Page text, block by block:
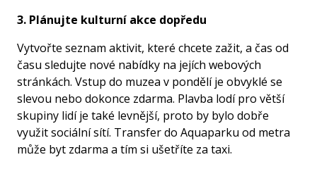
3. Plánujte kulturní akce dopředu
Vytvořte seznam aktivit, které chcete zažit, a čas od
času sledujte nové nabídky na jejích webových
stránkách. Vstup do muzea v pondělí je obvyklé se
slevou nebo dokonce zdarma. Plavba lodí pro větší
skupiny lidí je také levnější, proto by bylo dobře
využit sociální sítí. Transfer do Aquaparku od metra
může byt zdarma a tím si ušetříte za taxi.